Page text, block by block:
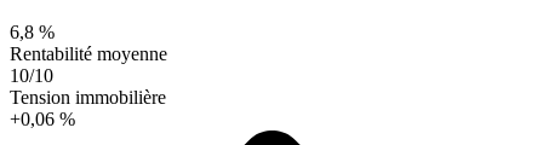
6,8 %
Rentabilité moyenne
10/10
Tension immobilière
+0,06 %